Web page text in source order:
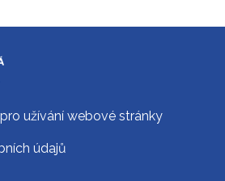
užívání webové stránky
údajů